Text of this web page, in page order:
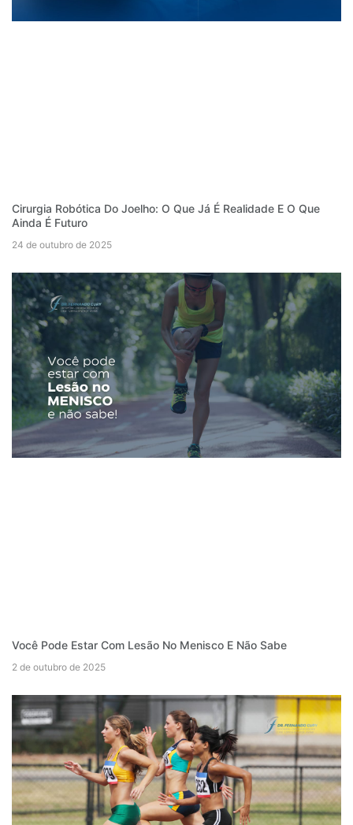
Cirurgia Robótica Do Joelho: O Que Já É Realidade E O Que
Ainda É Futuro
24 de outubro de 2025
Você Pode Estar Com Lesão No Menisco E Não Sabe
2 de outubro de 2025